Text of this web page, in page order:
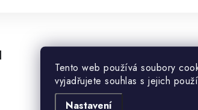
Tento web používá soubory
vyjadřujete souhlas s jejich
Nastavení